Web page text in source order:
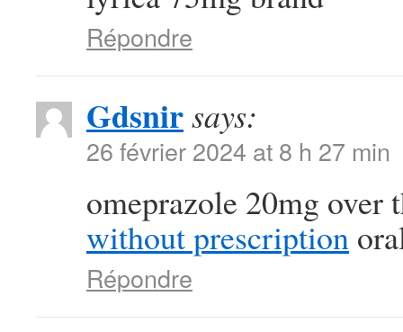
Répondre
Gdsnirsays:
26 février 2024 at 8 h 27 min
omeprazole 20mg over
without prescription
Répondre